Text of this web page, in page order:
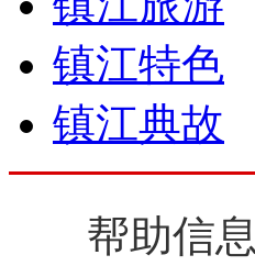
镇江特色
镇江典故
帮助信